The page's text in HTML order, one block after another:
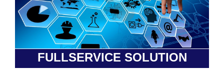
POLITICA
Qualità
PRIVACY
FULLSERVICE SOLUTION